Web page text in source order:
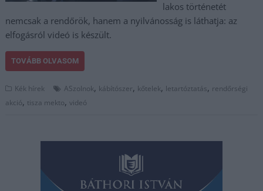
lakos történetét
nemcsak a rendőrök, hanem a nyilvánosság is láthatja: az
elfogásról videó is készült.
TOVÁBB OLVASOM
Kék hírek ASzolnok, kábítószer, kőtelek, letartóztatás, rendőrségi
akció, tisza mekto,videó